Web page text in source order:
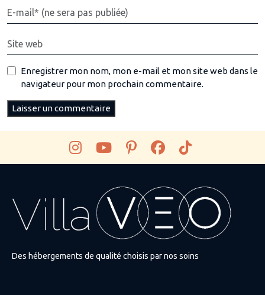
Enregistrer mon nom, mon e-mail et mon site web dans le
navigateur pour mon prochain commentaire.
Des hébergements de qualité choisis par nos soins